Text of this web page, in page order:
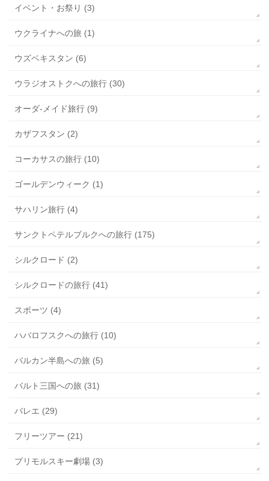
イベント・お祭り (3)
ウクライナへの旅 (1)
ウズベキスタン (6)
ウラジオストクへの旅行 (30)
オーダ-メイド旅行 (9)
カザフスタン (2)
コーカサスの旅行 (10)
ゴールデンウィーク (1)
サハリン旅行 (4)
サンクトペテルブルクへの旅行 (175)
シルクロード (2)
シルクロードの旅行 (41)
スポーツ (4)
ハバロフスクへの旅行 (10)
バルカン半島への旅 (5)
バルト三国への旅 (31)
バレエ (29)
フリーツアー (21)
プリモルスキー劇場 (3)